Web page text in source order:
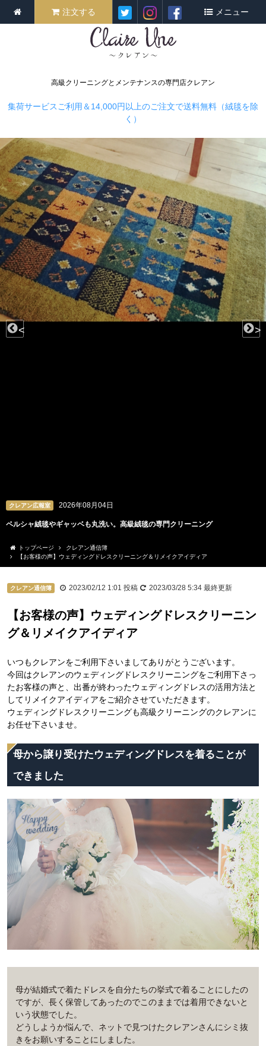
高級クリーニングとメンテナンスの専門店クレアン
注文する メニュー
集荷サービスご利用＆14,000円以上のご注文で送料無料（絨毯を除
く）
クレアン広報室 2026年08月04日
ペルシャ絨毯やギャッベも丸洗い。高級絨毯の専門クリーニング
< >
トップページ
クレアン通信簿
【お客様の声】ウェディングドレスクリーニング＆リメイクアイディア
クレアン通信簿 2023/02/12 1:01 投稿 2023/03/28 5:34 最終更新
【お客様の声】ウェディングドレスクリーニン
グ＆リメイクアイディア
いつもクレアンをご利用下さいましてありがとうございます。
今回はクレアンのウェディングドレスクリーニングをご利用下さっ
たお客様の声と、出番が終わったウェディングドレスの活用方法と
してリメイクアイディアをご紹介させていただきます。
ウェディングドレスクリーニングも高級クリーニングのクレアンに
お任せ下さいませ。
母から譲り受けたウェディングドレスを着ることが
できました
母が結婚式で着たドレスを自分たちの挙式で着ることにしたの
ですが、長く保管してあったのでこのままでは着用できないと
いう状態でした。
どうしようか悩んで、ネットで見つけたクレアンさんにシミ抜
きをお願いすることにしました。